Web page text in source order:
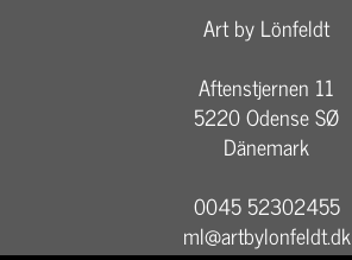
Art by Lönfeldt
Aftenstjernen 11
5220 Odense SØ
Dänemark
0045 52302455
ml@artbylonfeldt.dk